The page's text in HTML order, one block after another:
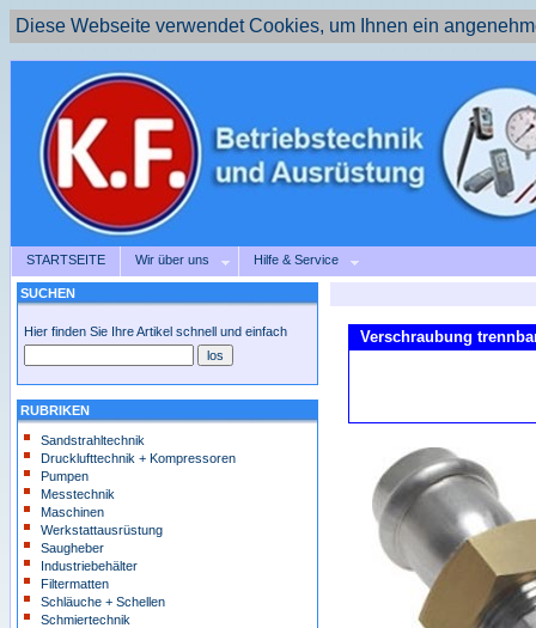
Diese Webseite verwendet Cookies, um Ihnen ein
STARTSEITE Wir über uns Hilfe & Service
SUCHEN
Hier finden Sie Ihre Artikel schnell und einfach
RUBRIKEN
Sandstrahltechnik
Drucklufttechnik + Kompressoren
Pumpen
Messtechnik
Maschinen
Werkstattausrüstung
Saugheber
Industriebehälter
Filtermatten
Schläuche + Schellen
Schmiertechnik
Verschraubung